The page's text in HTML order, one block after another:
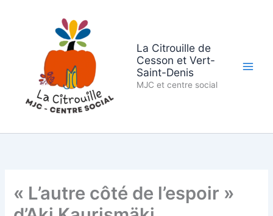
La Citrouille de
Cesson et Vert-
Saint-Denis
MJC et centre social
« L’autre côté de l’espoir »